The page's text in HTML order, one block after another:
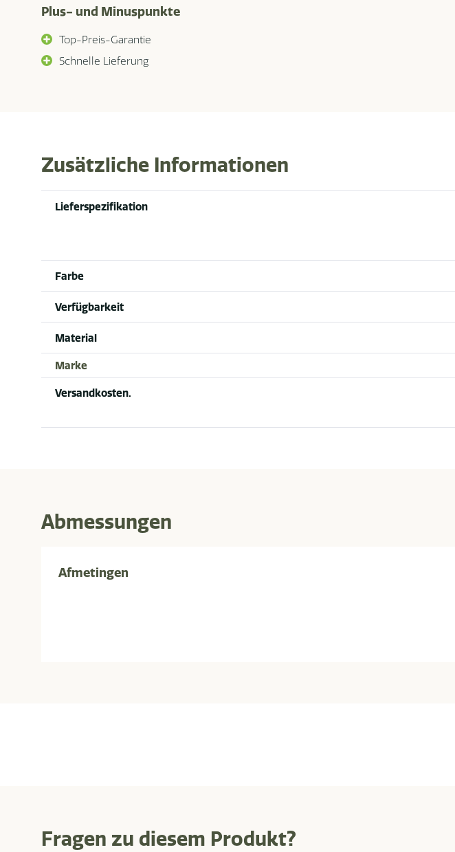
Plus- und Minuspunkte
Top-Preis-Garantie
Schnelle Lieferung
Zusätzliche Informationen
Lieferspezifikation
Farbe
Verfügbarkeit
Material
Marke
Versandkosten.
Abmessungen
Afmetingen
Fragen zu diesem Produkt?